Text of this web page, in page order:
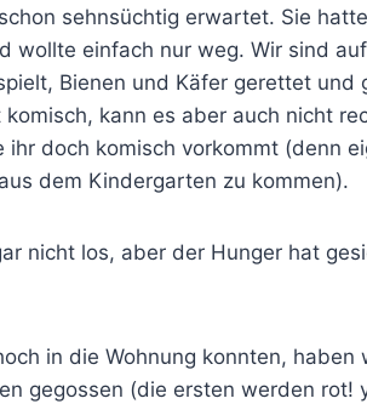
sehnsüchtig erwartet. Sie
wollte einfach nur weg. Wir sind
Bienen und Käfer gerettet und
kann es aber auch nicht
ihr doch komisch vorkommt (denn
dem Kindergarten zu kommen).
nicht los, aber der Hunger hat
in die Wohnung konnten,
gegossen (die ersten werden